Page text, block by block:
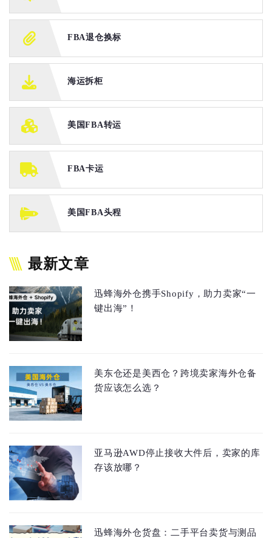
FBA退仓换标
海运拆柜
美国FBA转运
FBA卡运
美国FBA头程
最新文章
迅蜂海外仓携手Shopify，助力卖家“一
键出海”！
美东仓还是美西仓？跨境卖家海外仓备
货应该怎么选？
亚马逊AWD停止接收大件后，卖家的库
存该放哪？
迅蜂海外仓货盘：二手平台卖货与测品